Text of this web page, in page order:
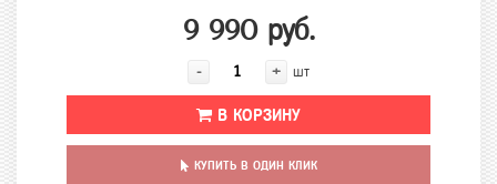
9 990 руб.
- + шт
В КОРЗИНУ
КУПИТЬ В ОДИН КЛИК